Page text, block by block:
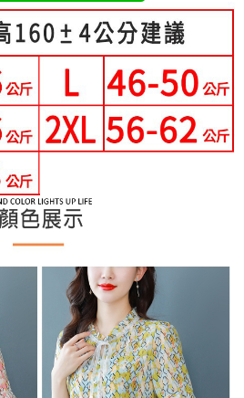
大哥付你分期」於每月結算日後寄送繳費提
選擇「超商條碼／台灣大直營門市／銀行轉
」等通路繳費。
有限公司」（以下簡稱本公司）所提供，讓
買商品或服務，並由商店將買賣／分期付款
約使用本公司帳單繳交帳款。
分期」之契約關係目的，商店將以您的個人
提供予台灣大哥大進項蒐集、處理及利用，
所需資料之確認、核對及更正。
下連結：https://oppay.tw/userRule
】
享後付」後，將跳轉至「AFTEE先享後付」
金額後，即可完成結帳。
內，點擊此簡訊中的連結，可透過四大超商／
行付款，方視為交易完成。
需立刻繳費，但若您需要取消訂單，請聯絡
取消之訂單仍視為有效，需透過AFTEE先享
享後付 」之結帳頁面顯示為準，若有關於
退款等相關疑問，請聯繫「AFTEE先享後付
support/home
司提供之「AFTEE先享後付」服務完成之交
。
瀏覽以下網址：
法定代理人或監護人之同意方可使用
意申辦者引起之損失，本公司不負相關責
，將依據個別帳號之用戶狀況，依本公司即
仍有額度不足之情形，本公司將視審查結果
以上)免運費
以上)免運費
上)免運費
上)免運費
以上)免運費
上)免運費